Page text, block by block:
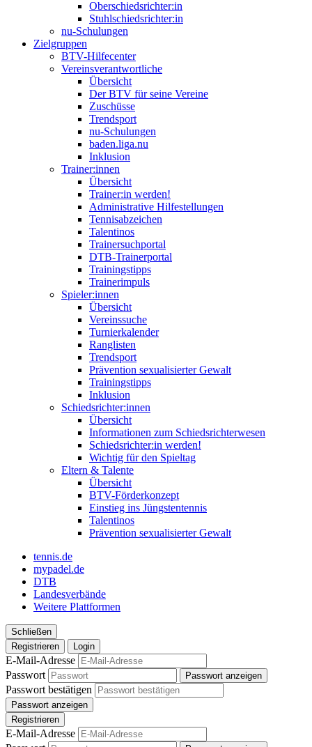
Oberschiedsrichter:in
Stuhlschiedsrichter:in
nu-Schulungen
Zielgruppen
BTV-Hilfecenter
Vereinsverantwortliche
Übersicht
Der BTV für seine Vereine
Zuschüsse
Trendsport
nu-Schulungen
baden.liga.nu
Inklusion
Trainer:innen
Übersicht
Trainer:in werden!
Administrative Hilfestellungen
Tennisabzeichen
Talentinos
Trainersuchportal
DTB-Trainerportal
Trainingstipps
Trainerimpuls
Spieler:innen
Übersicht
Vereinssuche
Turnierkalender
Ranglisten
Trendsport
Prävention sexualisierter Gewalt
Trainingstipps
Inklusion
Schiedsrichter:innen
Übersicht
Informationen zum Schiedsrichterwesen
Schiedsrichter:in werden!
Wichtig für den Spieltag
Eltern & Talente
Übersicht
BTV-Förderkonzept
Einstieg ins Jüngstentennis
Talentinos
Prävention sexualisierter Gewalt
tennis.de
mypadel.de
DTB
Landesverbände
Weitere Plattformen
Schließen
Registrieren
Login
E-Mail-Adresse
Passwort
Passwort anzeigen
Passwort bestätigen
Passwort anzeigen
Registrieren
E-Mail-Adresse